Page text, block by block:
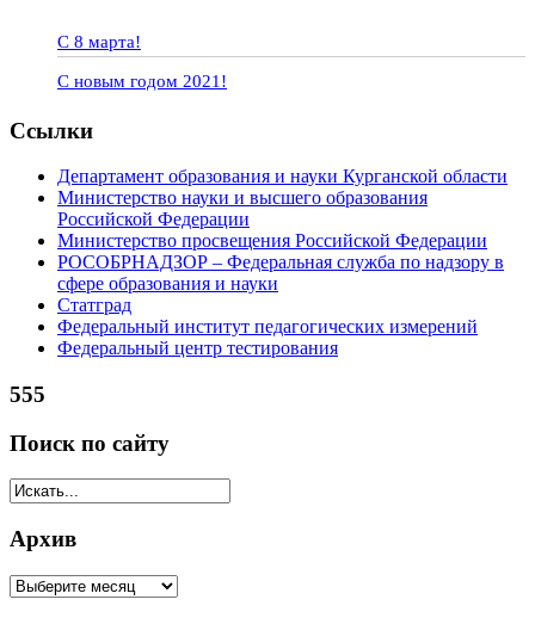
С 8 марта!
С новым годом 2021!
Ссылки
Департамент образования и науки Курганской области
Министерство науки и высшего образования
Российской Федерации
Министерство просвещения Российской Федерации
РОСОБРНАДЗОР – Федеральная служба по надзору в
сфере образования и науки
Статград
Федеральный институт педагогических измерений
Федеральный центр тестирования
555
Поиск по сайту
Архив